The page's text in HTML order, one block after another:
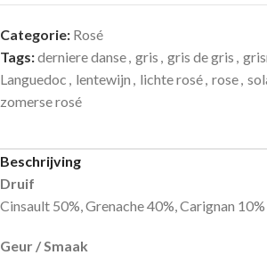
Categorie: Rosé
Tags:derniere danse, gris , gris de gris ,
Languedoc , lentewijn , lichte rosé, rose,
zomerse rosé
Beschrijving
Druif
Cinsault 50%, Grenache 40%, Carignan 10%
Geur / Smaak